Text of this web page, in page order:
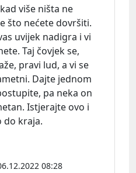
više ništa ne
što nećete dovršiti.
uvijek nadigra i vi
Taj čovjek se,
pravi lud, a vi se
Dajte jednom
pa neka on
Istjerajte ovo i
do kraja.
08:28